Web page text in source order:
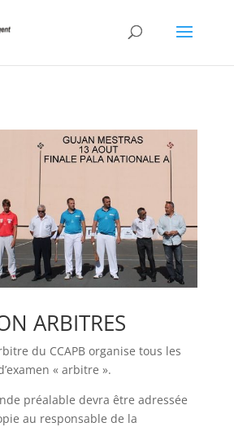
ARBITRES
du CCAPB organise tous les
« arbitre ».
préalable devra être adressée
au responsable de la